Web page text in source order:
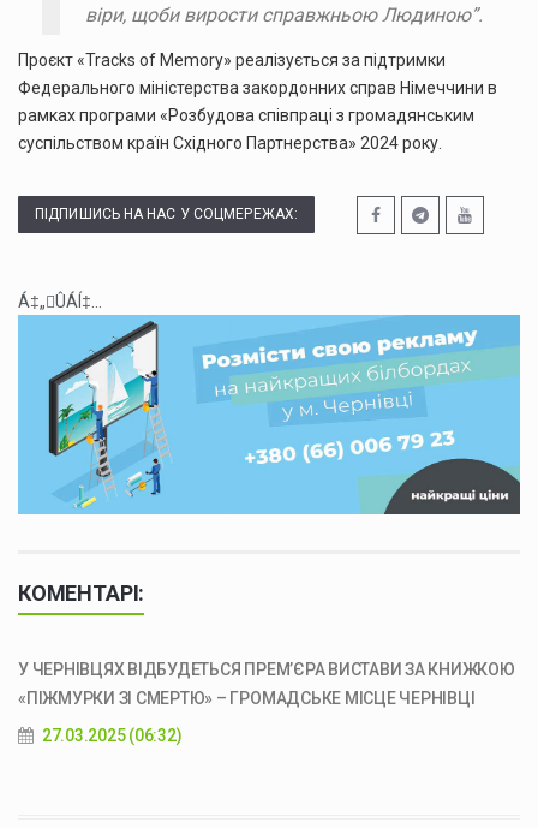
віри, щоби вирости справжньою Людиною”.
Проєкт «Tracks of Memory» реалізується за підтримки
Федерального міністерства закордонних справ Німеччини в
рамках програми «Розбудова співпраці з громадянським
суспільством країн Східного Партнерства» 2024 року.
ПІДПИШИСЬ НА НАС У СОЦМЕРЕЖАХ:
Á‡„ÛÁÍ‡...
КОМЕНТАРІ:
У ЧЕРНІВЦЯХ ВІДБУДЕТЬСЯ ПРЕМ’ЄРА ВИСТАВИ ЗА КНИЖКОЮ
«ПІЖМУРКИ ЗІ СМЕРТЮ» – ГРОМАДСЬКЕ МІСЦЕ ЧЕРНІВЦІ
27.03.2025 (06:32)